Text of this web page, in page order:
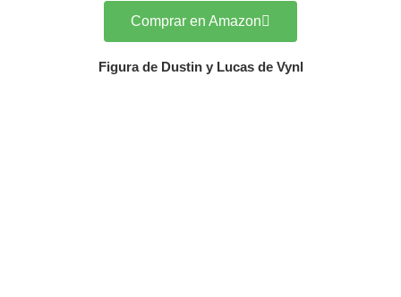
Comprar en Amazon
Figura de Dustin y Lucas de Vynl